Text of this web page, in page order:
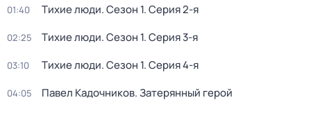
01:40 Тихие люди. Сезон 1. Серия 2-я
02:25 Тихие люди. Сезон 1. Серия 3-я
03:10 Тихие люди. Сезон 1. Серия 4-я
04:05 Павел Кадочников. Затерянный герой